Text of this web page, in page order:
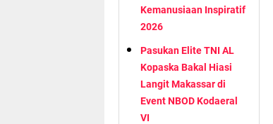
Kemanusiaan Inspiratif
2026
Pasukan Elite TNI AL
Kopaska Bakal Hiasi
Langit Makassar di
Event NBOD Kodaeral
VI